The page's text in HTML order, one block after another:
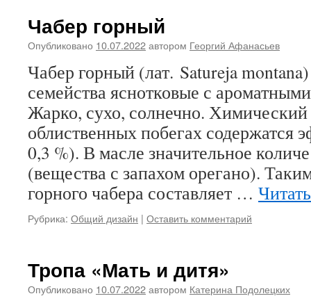
Чабер горный
Опубликовано 10.07.2022автором Георгий Афанасьев
Чабер горный (лат. Satureja
семейства яснотковые с
Жарко, сухо, солнечно. Химический
облиственных побегах содержатся
0,3 %). В масле значительное
(вещества с запахом орегано).
горного чабера составляет …
Рубрика: Общий дизайн | Оставить комментарий
Тропа «Мать и дитя»
Опубликовано 10.07.2022автором Катерина Подолецких